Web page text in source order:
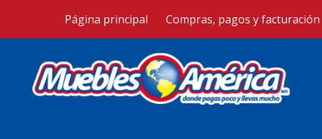
Skip to main content Skip to navigation
Página principal Compras, pagos y facturación